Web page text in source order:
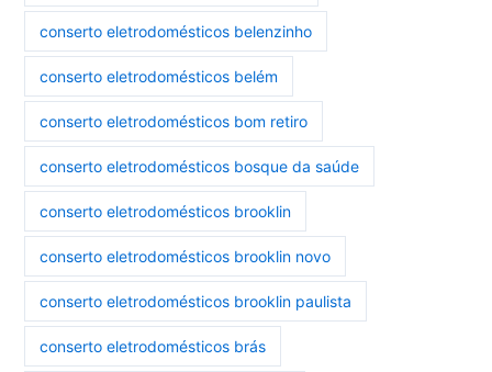
conserto eletrodomésticos belenzinho
conserto eletrodomésticos belém
conserto eletrodomésticos bom retiro
conserto eletrodomésticos bosque da saúde
conserto eletrodomésticos brooklin
conserto eletrodomésticos brooklin novo
conserto eletrodomésticos brooklin paulista
conserto eletrodomésticos brás